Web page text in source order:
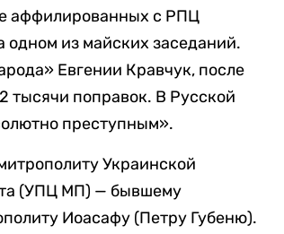
аффилированных с РПЦ
одном из майских заседаний.
Евгении Кравчук, после
тысячи поправок. В Русской
преступным».
Украинской
(УПЦ МП) — бывшему
Иоасафу (Петру Губеню).